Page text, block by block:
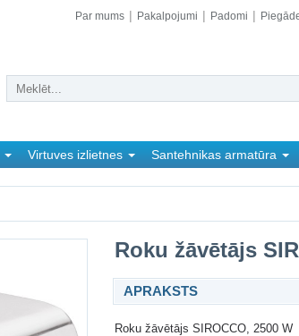
Par mums Pakalpojumi Padomi
Virtuves izlietnes Santehnikas armatūra
Roku žāvētājs
APRAKSTS
Roku žāvētājs SIROCCO, 2500 W